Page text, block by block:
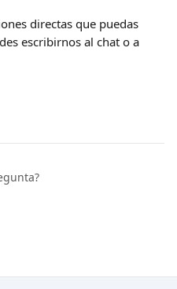
directas que puedas
escribirnos al chat o a